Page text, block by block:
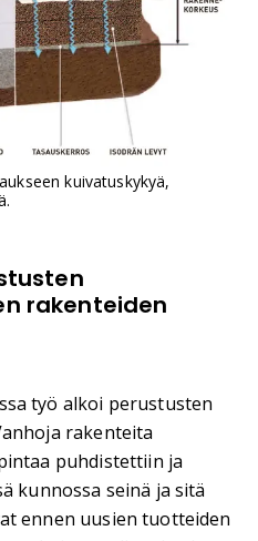
kuivatuskykyä,
rakenteiden
työ alkoi perustusten
rakenteita
puhdistettiin ja
kunnossa seinä ja sitä
ennen uusien tuotteiden